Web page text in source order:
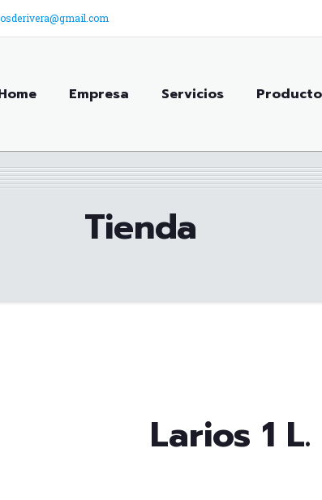
Empresa Servicios
Tienda
Larios 1 L.